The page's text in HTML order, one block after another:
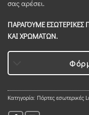
σας αρέσει.
ΠΑΡΑΓΟΥΜΕ ΕΣΩΤΕΡΙΚΕΣ
ΚΑΙ ΧΡΩΜΑΤΩΝ.
Κατηγορία: Πόρτες εσωτερικές